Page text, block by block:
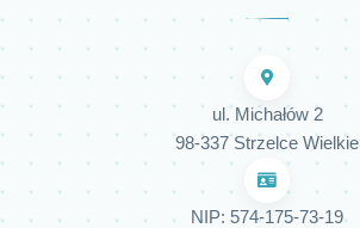
ul. Michałów 2
98-337 Strzelce Wielkie
NIP: 574-175-73-19